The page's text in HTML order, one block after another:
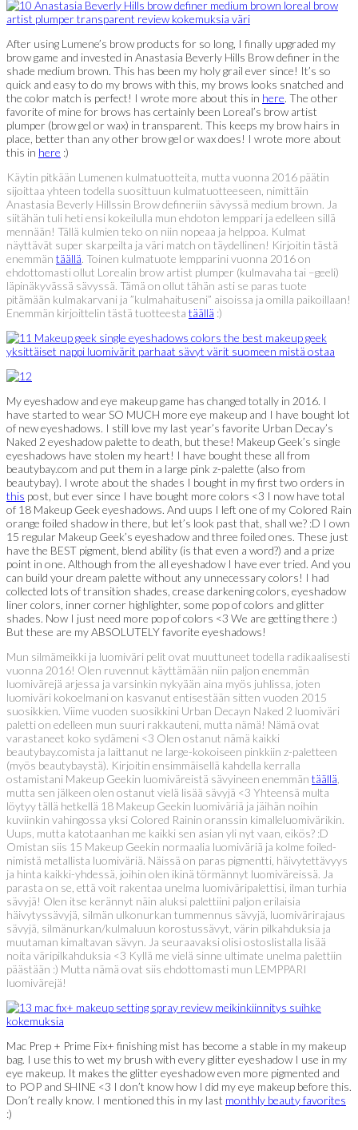
After using Lumene’s brow products for so long, I finally upgraded my
brow game and invested in Anastasia Beverly Hills Brow definer in the
shade medium brown. This has been my holy grail ever since! It’s so
quick and easy to do my brows with this, my brows looks snatched and
the color match is perfect! I wrote more about this in here. The other
favorite of mine for brows has certainly been Loreal’s brow artist
plumper (brow gel or wax) in transparent. This keeps my brow hairs in
place, better than any other brow gel or wax does! I wrote more about
this in here :)
Käytin pitkään Lumenen kulmatuotteita, mutta vuonna 2016 päätin
sijoittaa yhteen todella suosittuun kulmatuotteeseen, nimittäin
Anastasia Beverly Hillssin Brow defineriin sävyssä medium brown. Ja
siitähän tuli heti ensi kokeilulla mun ehdoton lemppari ja edelleen sillä
mennään! Tällä kulmien teko on niin nopeaa ja helppoa. Kulmat
näyttävät super skarpeilta ja väri match on täydellinen! Kirjoitin tästä
enemmän täällä. Toinen kulmatuote lempparini vuonna 2016 on
ehdottomasti ollut Lorealin brow artist plumper (kulmavaha tai –geeli)
läpinäkyvässä sävyssä. Tämä on ollut tähän asti se paras tuote
pitämään kulmakarvani ja ”kulmahaituseni” aisoissa ja omilla paikoillaan!
Enemmän kirjoittelin tästä tuotteesta täällä :)
My eyeshadow and eye makeup game has changed totally in 2016. I
have started to wear SO MUCH more eye makeup and I have bought lot
of new eyeshadows. I still love my last year’s favorite Urban Decay’s
Naked 2 eyeshadow palette to death, but these! Makeup Geek’s single
eyeshadows have stolen my heart! I have bought these all from
beautybay.com and put them in a large pink z-palette (also from
beautybay). I wrote about the shades I bought in my first two orders in
this post, but ever since I have bought more colors <3 I now have total
of 18 Makeup Geek eyeshadows. And uups I left one of my Colored Rain
orange foiled shadow in there, but let’s look past that, shall we? :D I own
15 regular Makeup Geek’s eyeshadow and three foiled ones. These just
have the BEST pigment, blend ability (is that even a word?) and a prize
point in one. Although from the all eyeshadow I have ever tried. And you
can build your dream palette without any unnecessary colors! I had
collected lots of transition shades, crease darkening colors, eyeshadow
liner colors, inner corner highlighter, some pop of colors and glitter
shades. Now I just need more pop of colors <3 We are getting there :)
But these are my ABSOLUTELY favorite eyeshadows!
Mun silmämeikki ja luomiväri pelit ovat muuttuneet todella radikaalisesti
vuonna 2016! Olen ruvennut käyttämään niin paljon enemmän
luomivärejä arjessa ja varsinkin nykyään aina myös juhlissa, joten
luomiväri kokoelmani on kasvanut entisestään sitten vuoden 2015
suosikkien. Viime vuoden suosikkini Urban Decayn Naked 2 luomiväri
paletti on edelleen mun suuri rakkauteni, mutta nämä! Nämä ovat
varastaneet koko sydämeni <3 Olen ostanut nämä kaikki
beautybay.comista ja laittanut ne large-kokoiseen pinkkiin z-paletteen
(myös beautybaystä). Kirjoitin ensimmäisellä kahdella kerralla
ostamistani Makeup Geekin luomiväreistä sävyineen enemmän täällä
mutta sen jälkeen olen ostanut vielä lisää sävyjä <3 Yhteensä multa
löytyy tällä hetkellä 18 Makeup Geekin luomiväriä ja jäihän noihin
kuviinkin vahingossa yksi Colored Rainin oranssin kimalleluomivärikin.
Uups, mutta katotaanhan me kaikki sen asian yli nyt vaan, eikös? :D
Omistan siis 15 Makeup Geekin normaalia luomiväriä ja kolme foiled-
nimistä metallista luomiväriä. Näissä on paras pigmentti, häivytettävyys
ja hinta kaikki-yhdessä, joihin olen ikinä törmännyt luomiväreissä. Ja
parasta on se, että voit rakentaa unelma luomiväripalettisi, ilman turhia
sävyjä! Olen itse kerännyt näin aluksi palettiini paljon erilaisia
häivytyssävyjä, silmän ulkonurkan tummennus sävyjä, luomivärirajaus
sävyjä, silmänurkan/kulmaluun korostussävyt, värin pilkahduksia ja
muutaman kimaltavan sävyn. Ja seuraavaksi olisi ostoslistalla lisää
noita väripilkahduksia <3 Kyllä me vielä sinne ultimate unelma palettiin
päästään :) Mutta nämä ovat siis ehdottomasti mun LEMPPARI
luomivärejä!
Mac Prep + Prime Fix+ finishing mist has become a stable in my makeup
bag. I use this to wet my brush with every glitter eyeshadow I use in my
eye makeup. It makes the glitter eyeshadow even more pigmented and
to POP and SHINE <3 I don’t know how I did my eye makeup before this.
Don’t really know. I mentioned this in my last monthly beauty favorites
:)